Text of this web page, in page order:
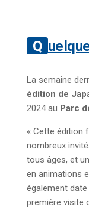
La semaine
édition de
2024 au Parc
« Cette édition
nombreux
tous âges, et
en animations
également
première visite